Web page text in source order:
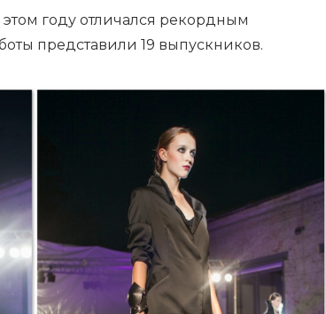
году отличался рекордным
представили 19 выпускников.